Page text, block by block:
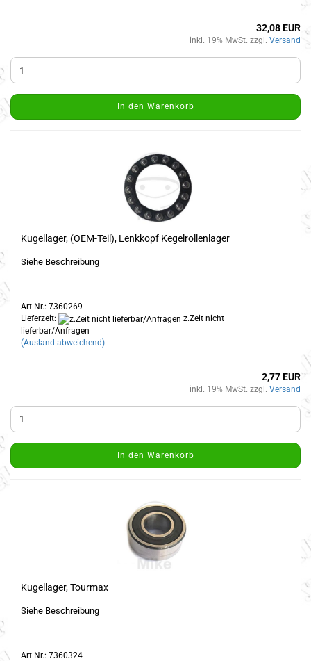
32,08 EUR
inkl. 19% MwSt. zzgl. Versand
In den Warenkorb
Kugellager, (OEM-Teil), Lenkkopf Kegelrollenlager
Siehe Beschreibung
Art.Nr.: 7360269
Lieferzeit:
z.Zeit nicht
lieferbar/Anfragen
(Ausland abweichend)
2,77 EUR
inkl. 19% MwSt. zzgl. Versand
In den Warenkorb
Kugellager, Tourmax
Siehe Beschreibung
Art.Nr.: 7360324